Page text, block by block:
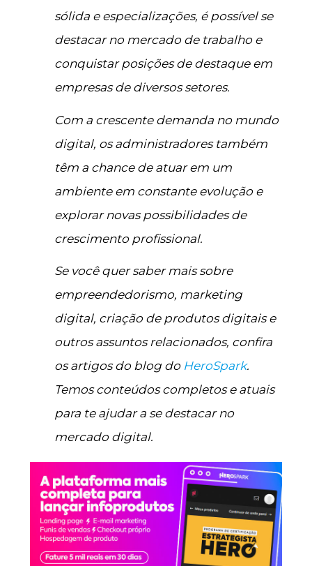
sólida e especializações, é possível se
destacar no mercado de trabalho e
conquistar posições de destaque em
empresas de diversos setores.
Com a crescente demanda no mundo
digital, os administradores também
têm a chance de atuar em um
ambiente em constante evolução e
explorar novas possibilidades de
crescimento profissional.
Se você quer saber mais sobre
empreendedorismo, marketing
digital, criação de produtos digitais e
outros assuntos relacionados, confira
os artigos do blog do HeroSpark.
Temos conteúdos completos e atuais
para te ajudar a se destacar no
mercado digital.